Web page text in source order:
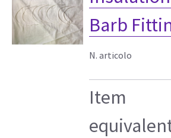
Barb
N. articolo
Item